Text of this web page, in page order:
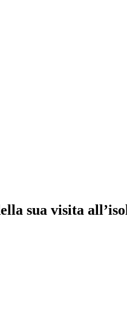
sua visita